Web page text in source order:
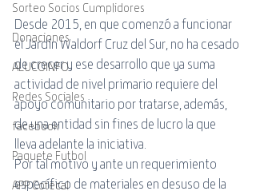
Sorteo Socios Cumplidores
Donaciones
ALUCOINFO
Redes Sociales
facebook
Paquete Futbol
APP Cotecal
Desde 2015, en que comenzó a funcionar
el Jardín Waldorf Cruz del Sur, no ha cesado
de crecer y ese desarrollo que ya suma
actividad de nivel primario requiere del
apoyo comunitario por tratarse, además,
de una entidad sin fines de lucro la que
lleva adelante la iniciativa.
Por tal motivo y ante un requerimiento
específico de materiales en desuso de la